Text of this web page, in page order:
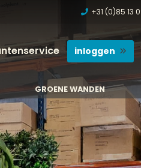
+31 (0)85 13
inloggen
GROENE WANDEN